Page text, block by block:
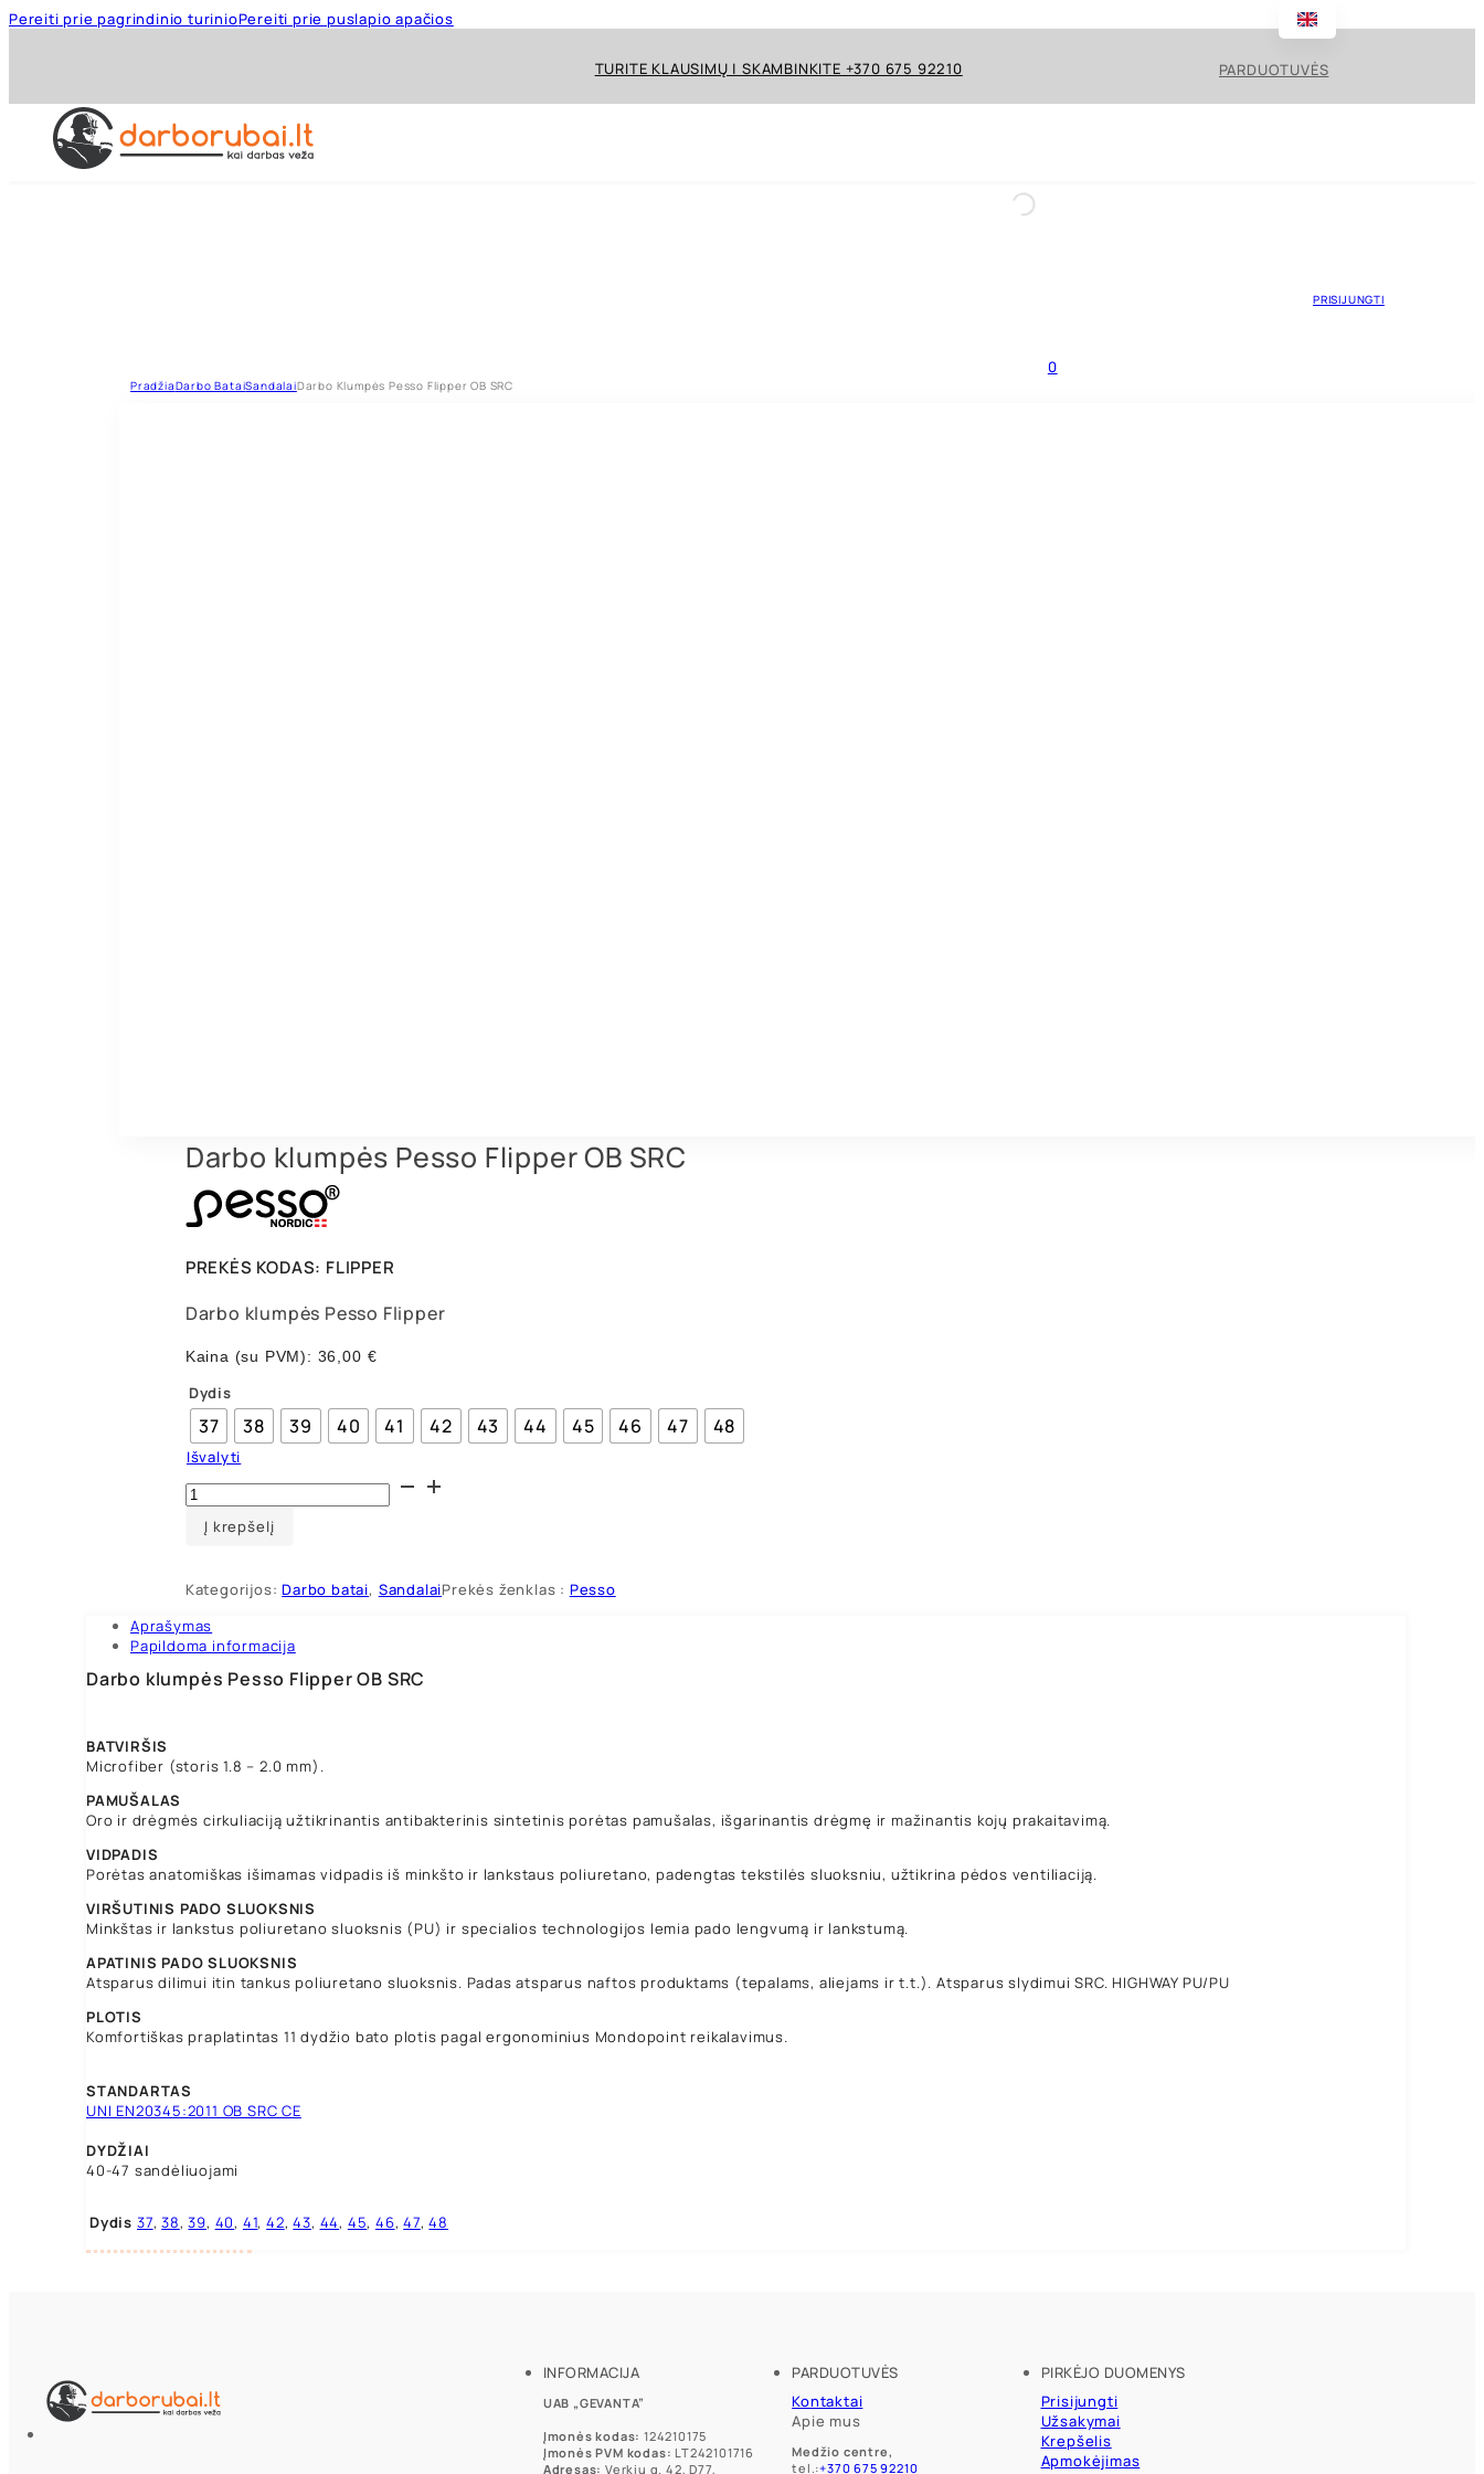
Pereiti prie pagrindinio turinioPereiti prie puslapio apačios
TURITE KLAUSIMŲ | SKAMBINKITE +370 675 92210 PARDUOTUVĖS
PRISIJUNGTI
0
PradžiaDarbo BataiSandalaiDarbo Klumpės Pesso Flipper OB SRC
Darbo klumpės Pesso Flipper OB SRC
PREKĖS KODAS: FLIPPER
Darbo klumpės Pesso Flipper
Kaina (su PVM): 36,00 €
Dydis
37 38 39 40 41 42 43 44 45 46 47 48
Išvalyti
produkto
kiekis:
Darbo
klumpės
Flipper
OB
SRC
Į krepšelį
Kategorijos:Darbo batai, SandalaiPrekės ženklas : Pesso
Aprašymas
Papildoma informacija
Darbo klumpės Pesso Flipper OB SRC
BATVIRŠIS
Microfiber (storis 1.8 – 2.0 mm).
PAMUŠALAS
Oro ir drėgmės cirkuliaciją užtikrinantis antibakterinis sintetinis porėtas pamušalas, išgarinantis drėgmę ir mažinantis kojų prakaitavimą.
VIDPADIS
Porėtas anatomiškas išimamas vidpadis iš minkšto ir lankstaus poliuretano, padengtas tekstilės sluoksniu, užtikrina pėdos ventiliaciją.
VIRŠUTINIS PADO SLUOKSNIS
Minkštas ir lankstus poliuretano sluoksnis (PU) ir specialios technologijos lemia pado lengvumą ir lankstumą.
APATINIS PADO SLUOKSNIS
Atsparus dilimui itin tankus poliuretano sluoksnis. Padas atsparus naftos produktams (tepalams, aliejams ir t.t.). Atsparus slydimui SRC. HIGHWAY PU/PU
PLOTIS
Komfortiškas praplatintas 11 dydžio bato plotis pagal ergonominius Mondopoint reikalavimus.
STANDARTAS
UNI EN20345:2011 OB SRC CE
DYDŽIAI
40-47 sandėliuojami
Dydis 37,38,39, 40, 41,42,43, 44, 45, 46,47,48
INFORMACIJA
UAB „GEVANTA”
Įmonės kodas: 124210175
Įmonės PVM kodas: LT242101716
Adresas: Verkių g. 42, D77,
PARDUOTUVĖS
Kontaktai
Apie mus
Medžio centre,
tel.:+370 675 92210
PIRKĖJO DUOMENYS
Prisijungti
Užsakymai
Krepšelis
Apmokėjimas